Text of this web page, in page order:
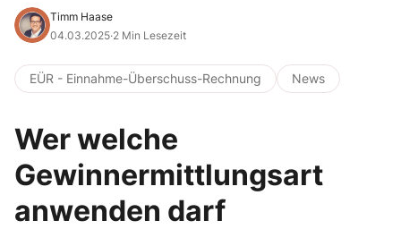
Timm Haase
04.03.2025·2 Min Lesezeit
EÜR - Einnahme-Überschuss-Rechnung News
Wer welche
Gewinnermittlungsart
anwenden darf